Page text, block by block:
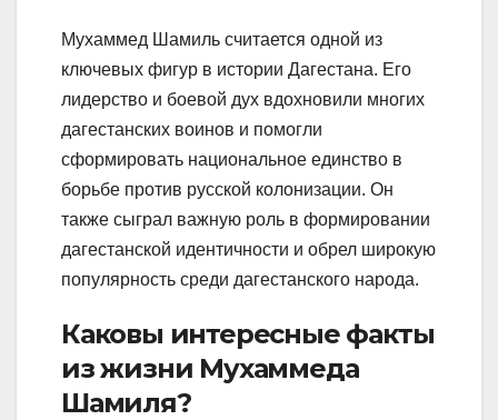
Мухаммед Шамиль считается одной из
ключевых фигур в истории Дагестана. Его
лидерство и боевой дух вдохновили многих
дагестанских воинов и помогли
сформировать национальное единство в
борьбе против русской колонизации. Он
также сыграл важную роль в формировании
дагестанской идентичности и обрел широкую
популярность среди дагестанского народа.
Каковы интересные факты
из жизни Мухаммеда
Шамиля?